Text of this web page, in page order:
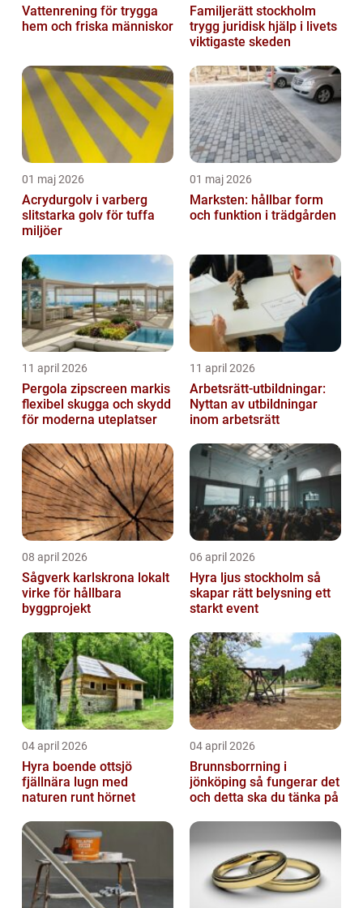
Vattenrening för trygga
hem och friska människor
Familjerätt stockholm
trygg juridisk hjälp i livets
viktigaste skeden
01 maj 2026
Acrydurgolv i varberg
slitstarka golv för tuffa
miljöer
01 maj 2026
Marksten: hållbar form
och funktion i trädgården
11 april 2026
Pergola zipscreen markis
flexibel skugga och skydd
för moderna uteplatser
11 april 2026
Arbetsrätt-utbildningar:
Nyttan av utbildningar
inom arbetsrätt
08 april 2026
Sågverk karlskrona lokalt
virke för hållbara
byggprojekt
06 april 2026
Hyra ljus stockholm så
skapar rätt belysning ett
starkt event
04 april 2026
Hyra boende ottsjö
fjällnära lugn med
naturen runt hörnet
04 april 2026
Brunnsborrning i
jönköping så fungerar det
och detta ska du tänka på